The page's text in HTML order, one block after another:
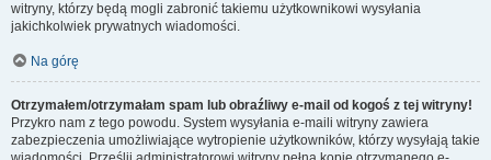
witryny, którzy będą mogli zabronić takiemu użytkownikowi wysyłania
jakichkolwiek prywatnych wiadomości.
Na górę
Otrzymałem/otrzymałam spam lub obraźliwy e-mail od kogoś z tej witryny!
Przykro nam z tego powodu. System wysyłania e-maili witryny zawiera
zabezpieczenia umożliwiające wytropienie użytkowników, którzy wysyłają takie